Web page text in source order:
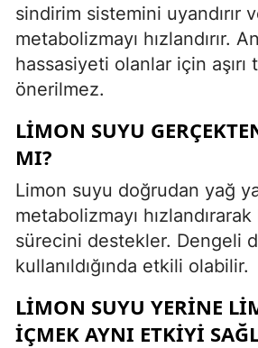
sindirim sistemini uyandırır
metabolizmayı hızlandırır.
hassasiyeti olanlar için aşırı
önerilmez.
LIMON SUYU
MI?
Limon suyu doğrudan yağ
metabolizmayı
sürecini destekler. Dengeli
kullanıldığında etkili olabilir.
LIMON SUYU YERINE
IÇMEK AYNI ETKIYI